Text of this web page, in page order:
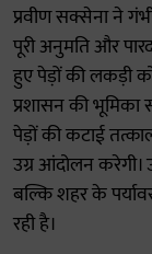
प्रवीण सक्सेना ने
पूरी अनुमति और
हुए पेड़ों की लकड़ी
प्रशासन की भूमिका
पेड़ों की कटाई
उग्र आंदोलन करेगी।
बल्कि शहर के
रही है।